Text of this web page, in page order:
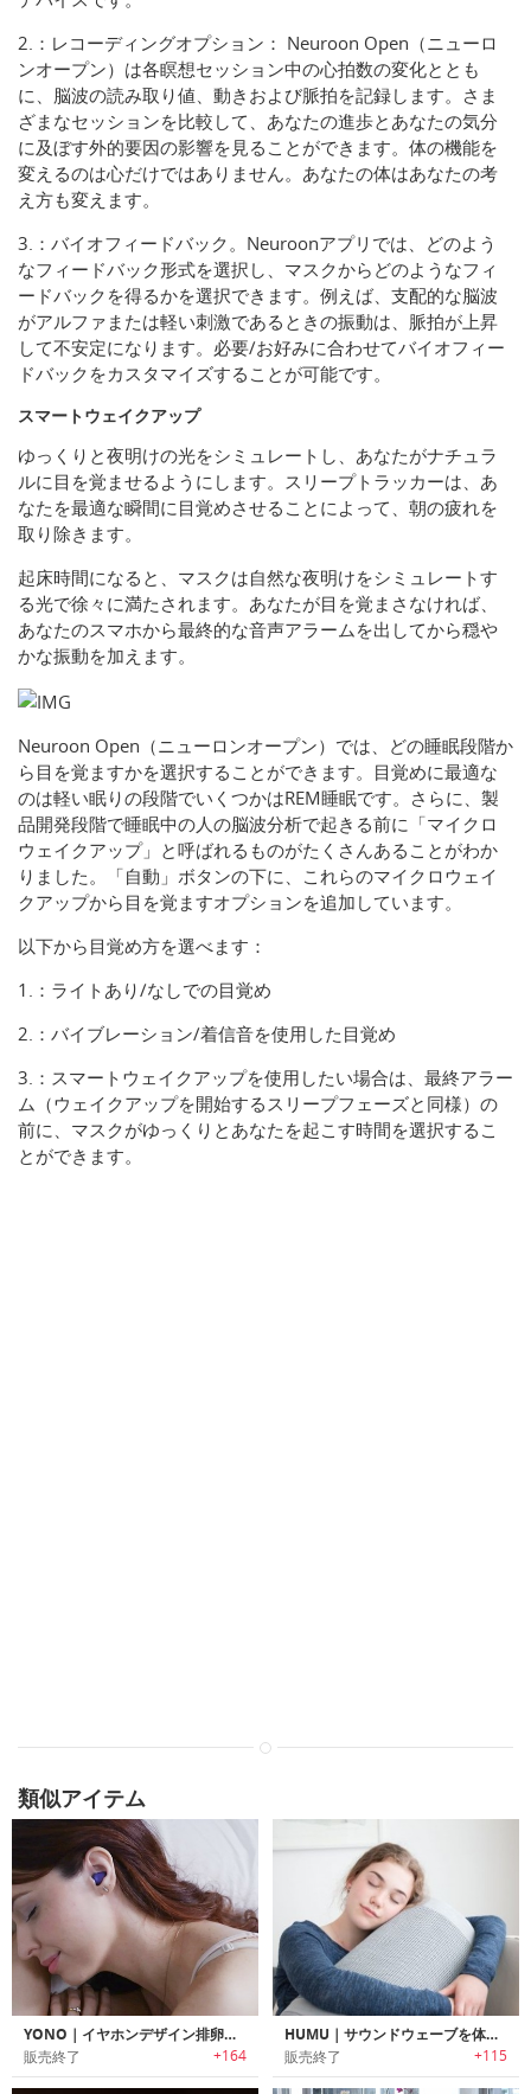
2.：レコーディングオプション： Neuroon Open（ニューロ
ンオープン）は各瞑想セッション中の心拍数の変化ととも
に、脳波の読み取り値、動きおよび脈拍を記録します。さま
ざまなセッションを比較して、あなたの進歩とあなたの気分
に及ぼす外的要因の影響を見ることができます。体の機能を
変えるのは心だけではありません。あなたの体はあなたの考
え方も変えます。
3.：バイオフィードバック。Neuroonアプリでは、どのよう
なフィードバック形式を選択し、マスクからどのようなフィ
ードバックを得るかを選択できます。例えば、支配的な脳波
がアルファまたは軽い刺激であるときの振動は、脈拍が上昇
して不安定になります。必要/お好みに合わせてバイオフィー
ドバックをカスタマイズすることが可能です。
スマートウェイクアップ
ゆっくりと夜明けの光をシミュレートし、あなたがナチュラ
ルに目を覚ませるようにします。スリープトラッカーは、あ
なたを最適な瞬間に目覚めさせることによって、朝の疲れを
取り除きます。
起床時間になると、マスクは自然な夜明けをシミュレートす
る光で徐々に満たされます。あなたが目を覚まさなければ、
あなたのスマホから最終的な音声アラームを出してから穏や
かな振動を加えます。
Neuroon Open（ニューロンオープン）では、どの睡眠段階か
ら目を覚ますかを選択することができます。目覚めに最適な
のは軽い眠りの段階でいくつかはREM睡眠です。さらに、製
品開発段階で睡眠中の人の脳波分析で起きる前に「マイクロ
ウェイクアップ」と呼ばれるものがたくさんあることがわか
りました。「自動」ボタンの下に、これらのマイクロウェイ
クアップから目を覚ますオプションを追加しています。
以下から目覚め方を選べます：
1.：ライトあり/なしでの目覚め
2.：バイブレーション/着信音を使用した目覚め
3.：スマートウェイクアップを使用したい場合は、最終アラー
ム（ウェイクアップを開始するスリープフェーズと同様）の
前に、マスクがゆっくりとあなたを起こす時間を選択するこ
とができます。
類似アイテム
YONO｜イヤホンデザイン排卵予測システム「ヨノ」
販売終了 +164
HUMU｜サウンドウェーブを体感可能なパーソナルスマートクッション「フーム」
販売終了 +115